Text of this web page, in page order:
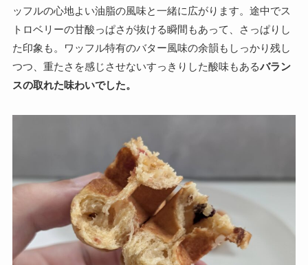
ッフルの心地よい油脂の風味と一緒に広がります。途中でス
トロベリーの甘酸っぱさが抜ける瞬間もあって、さっぱりし
た印象も。ワッフル特有のバター風味の余韻もしっかり残し
つつ、重たさを感じさせないすっきりした酸味もあるバラン
スの取れた味わいでした。